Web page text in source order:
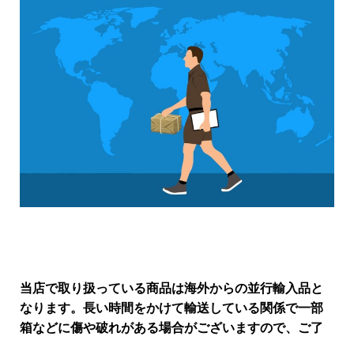
当店で取り扱っている商品は海外からの並行輸入品と
なります。長い時間をかけて輸送している関係で一部
箱などに傷や破れがある場合がございますので、ご了